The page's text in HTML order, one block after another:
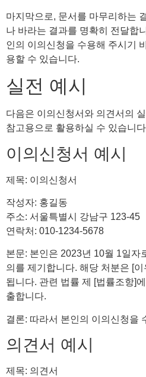
마지막으로, 문서를 마무리하는
나 바라는 결과를 명확히 전달합
인의 이의신청을 수용해 주시기
용할 수 있습니다.
실전 예시
다음은 이의신청서와 의견서의
참고용으로 활용하실 수 있습니
이의신청서 예시
제목: 이의신청서
작성자: 홍길동
주소: 서울특별시 강남구 123-45
연락처: 010-1234-5678
본문: 본인은 2023년 10월 1일자
의를 제기합니다. 해당 처분은 [
됩니다. 관련 법률 제 [법률조항]
출합니다.
결론: 따라서 본인의 이의신청을
의견서 예시
제목: 의견서